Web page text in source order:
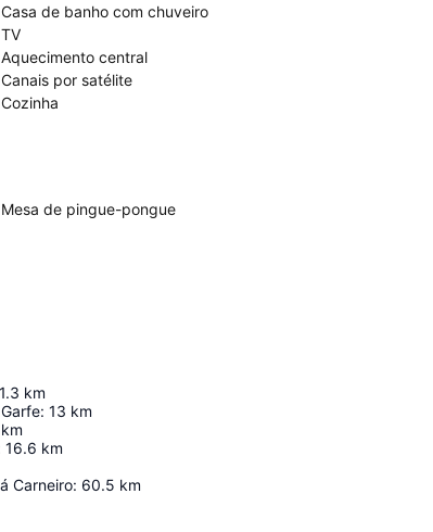
Casa de banho com chuveiro
TV
Aquecimento central
Canais por satélite
Cozinha
Mesa de pingue-pongue
km
: 13 km
km
16.6 km
Carneiro: 60.5 km